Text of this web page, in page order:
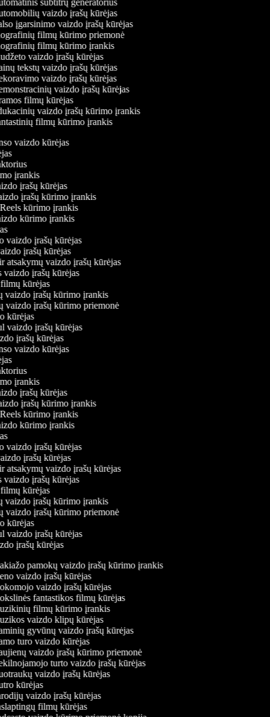
subtitrų generatorius
vaizdo įrašų kūrėjas
įgarsinimo vaizdo įrašų kūrėjas
filmų kūrimo priemonė
filmų kūrimo įrankis
vaizdo įrašų kūrėjas
tekstų vaizdo įrašų kūrėjas
vaizdo įrašų kūrėjas
vaizdo įrašų kūrėjas
filmų kūrėjas
vaizdo įrašų kūrimo įrankis
filmų kūrimo įrankis
vaizdo kūrėjas
įrankis
įrašų kūrėjas
įrašų kūrimo įrankis
Reels kūrimo įrankis
kūrimo įrankis
vaizdo įrašų kūrėjas
įrašų kūrėjas
atsakymų vaizdo įrašų kūrėjas
vaizdo įrašų kūrėjas
kūrėjas
vaizdo įrašų kūrimo įrankis
vaizdo įrašų kūrimo priemonė
kūrėjas
vaizdo įrašų kūrėjas
įrašų kūrėjas
vaizdo kūrėjas
įrankis
įrašų kūrėjas
įrašų kūrimo įrankis
Reels kūrimo įrankis
kūrimo įrankis
vaizdo įrašų kūrėjas
įrašų kūrėjas
atsakymų vaizdo įrašų kūrėjas
vaizdo įrašų kūrėjas
kūrėjas
vaizdo įrašų kūrimo įrankis
vaizdo įrašų kūrimo priemonė
kūrėjas
vaizdo įrašų kūrėjas
įrašų kūrėjas
pamokų vaizdo įrašų kūrimo įrankis
vaizdo įrašų kūrėjas
vaizdo įrašų kūrėjas
fantastikos filmų kūrėjas
filmų kūrimo įrankis
vaizdo klipų kūrėjas
gyvūnų vaizdo įrašų kūrėjas
turo vaizdo kūrėjas
vaizdo įrašų kūrimo priemonė
turto vaizdo įrašų kūrėjas
vaizdo įrašų kūrėjas
kūrėjas
vaizdo įrašų kūrėjas
filmų kūrėjas